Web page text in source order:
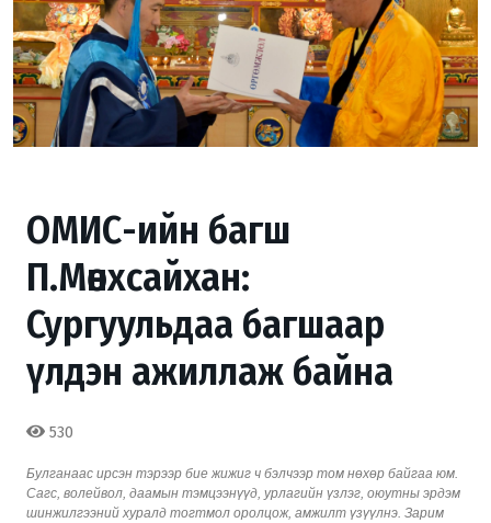
ОМИС-ийн багш
П.Мөнхсайхан:
Сургуульдаа багшаар
үлдэн ажиллаж байна
530
Булганаас ирсэн тэрээр бие жижиг ч бэлчээр том нөхөр байгаа юм.
Сагс, волейвол, даамын тэмцээнүүд, урлагийн үзлэг, оюутны эрдэм
шинжилгээний хуралд тогтмол оролцож, амжилт үзүүлнэ. Зарим